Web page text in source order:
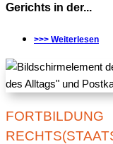
Gerichts in der...
>>> Weiterlesen
FORTBILDUNG